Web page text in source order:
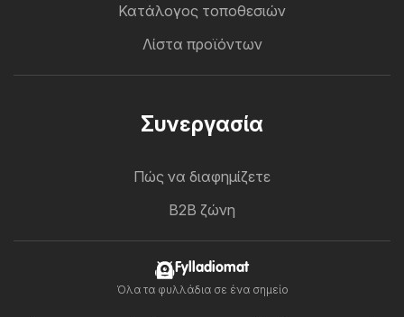
Κατάλογος τοποθεσιών
Λίστα προϊόντων
Συνεργασία
Πώς να διαφημίζετε
B2B ζώνη
Fylladiomat
Όλα τα φυλλάδια σε ένα σημείο